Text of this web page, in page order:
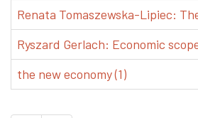
Renata Tomaszewska-Lipiec:
Ryszard Gerlach: Economic
the new economy (1)